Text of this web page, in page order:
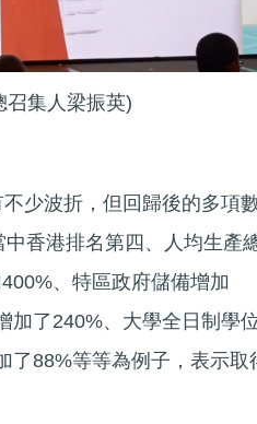
召集人梁振英)
少波折，但回歸後的多項
香港排名第四、人均生產
、特區政府儲備增加
加了240%、大學全日制學
了88%等等為例子，表示取